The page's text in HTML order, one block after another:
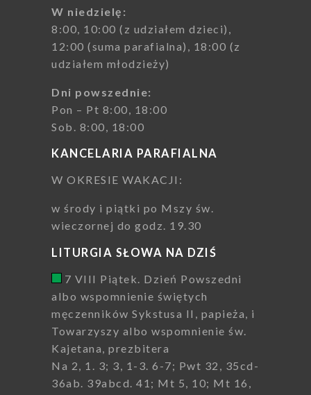
W niedzielę:
8:00, 10:00 (z udziałem dzieci),
12:00 (suma parafialna), 18:00 (z
udziałem młodzieży)
Dni powszednie:
Pon – Pt 8:00, 18:00
Sob. 8:00, 18:00
KANCELARIA PARAFIALNA
W OKRESIE WAKACJI:
w środy i piątki po Mszy św.
wieczornej do godz. 19.30
LITURGIA SŁOWA NA DZIŚ
7 VIII Piątek. Dzień Powszedni
albo wspomnienie świętych
męczenników Sykstusa II, papieża, i
Towarzyszy albo wspomnienie św.
Kajetana, prezbitera
Na 2, 1. 3; 3, 1-3. 6-7; Pwt 32, 35cd-
36ab. 39abcd. 41; Mt 5, 10; Mt 16,